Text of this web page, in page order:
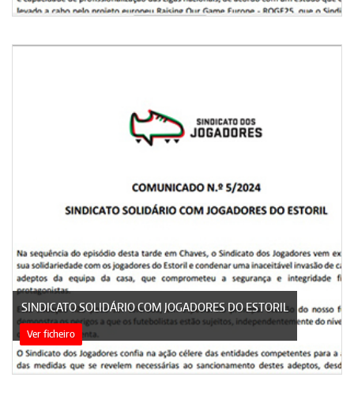
SINDICATO SOLIDÁRIO COM JOGADORES DO ESTORIL
Ver ficheiro